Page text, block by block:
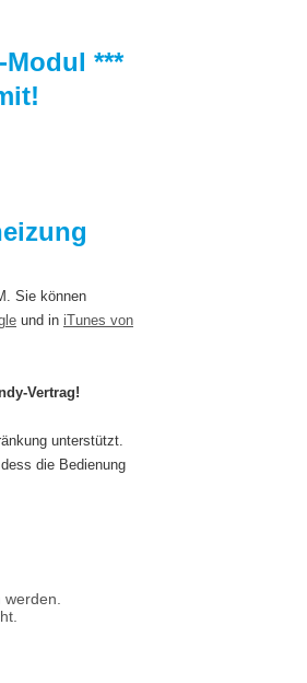
***
Sie können
und in iTunes von
Vertrag!
unterstützt.
die Bedienung
werden.